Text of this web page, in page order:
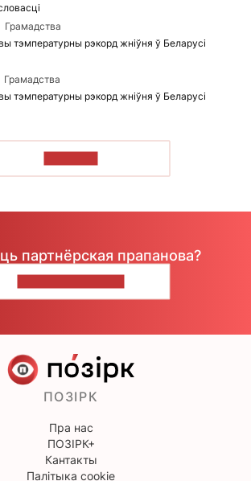
Грамадства
тэмпературны рэкорд жніўня ў Беларусі
Грамадства
тэмпературны рэкорд жніўня ў Беларусі
партнёрская прапанова?
ПОЗІРК
Пра нас
ПОЗІРК+
Кантакты
Палітыка cookie